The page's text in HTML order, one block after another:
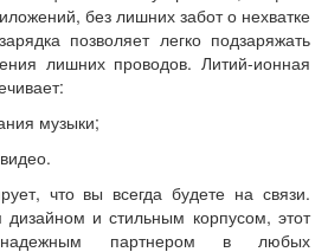
без лишних забот о нехватке
позволяет легко подзаряжать
лишних проводов. Литий-ионная
музыки;
что вы всегда будете на связи.
дизайном и стильным корпусом, этот
партнером в любых